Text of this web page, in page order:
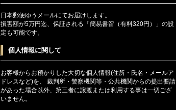
日本郵便ゆうメールにてお届けします。
損害額が5万円迄、保証される「簡易書留（有料320円）」の設
定も可能です。
個人情報に関して
お客様からお預かりした大切な個人情報(住所・氏名・メールア
ドレスなど)を、 裁判所・警察機関等・公共機関からの提出要請
があった場合以外、第三者に譲渡または利用する事は一切ござ
いません。